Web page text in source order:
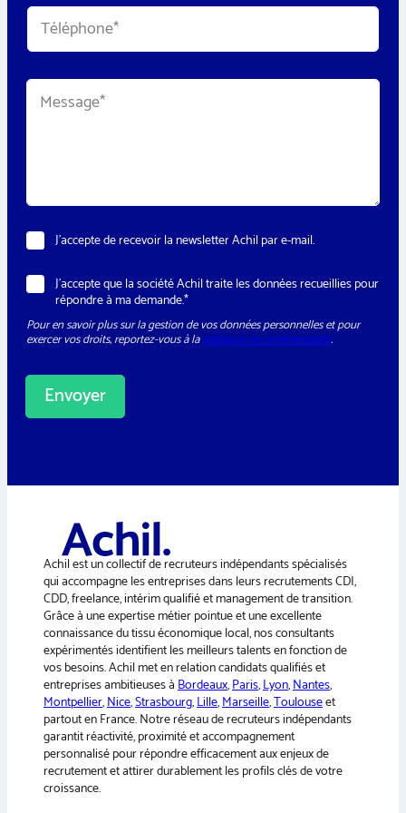
lT
l
p
hM
N
e
w
s
e
t
t
r
J’accepte de recevoir la newsletter Achil par e-mail.
R
G
D
*
J’accepte que la société Achil traite les données recueillies pour
répondre à ma demande.*
Pour en savoir plus sur la gestion de vos données personnelles et pour
exercer vos droits, reportez-vous à lapolitique de confidentialité.
Envoyer
e
Achil est un collectif de recruteurs indépendants spécialisés
qui accompagne les entreprises dans leurs recrutements CDI,
CDD, freelance, intérim qualifié et management de transition.
Grâce à une expertise métier pointue et une excellente
connaissance du tissu économique local, nos consultants
expérimentés identifient les meilleurs talents en fonction de
vos besoins. Achil met en relation candidats qualifiés et
entreprises ambitieuses àBordeaux,Paris,Lyon,Nantes,
Montpellier,Nice,Strasbourg,Lille,Marseille,Toulouseet
partout en France. Notre réseau de recruteurs indépendants
garantit réactivité, proximité et accompagnement
personnalisé pour répondre efficacement aux enjeux de
recrutement et attirer durablement les profils clés de votre
croissance.